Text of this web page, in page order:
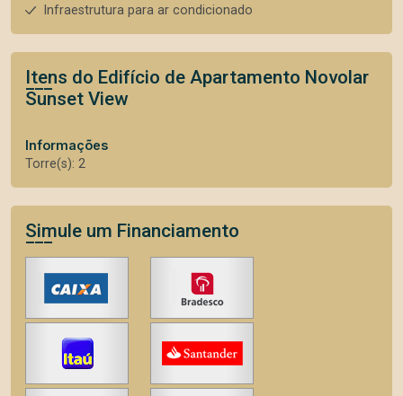
Infraestrutura para ar condicionado
Itens do Edifício de Apartamento Novolar
Sunset View
Informações
Torre(s): 2
Simule um Financiamento